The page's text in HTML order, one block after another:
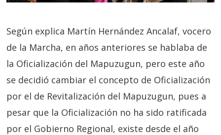
Según explica Martín Hernández Ancalaf, vocero
de la Marcha, en años anteriores se hablaba de
la Oficialización del Mapuzugun, pero este año
se decidió cambiar el concepto de Oficialización
por el de Revitalización del Mapuzugun, pues a
pesar que la Oficialización no ha sido ratificada
por el Gobierno Regional, existe desde el año